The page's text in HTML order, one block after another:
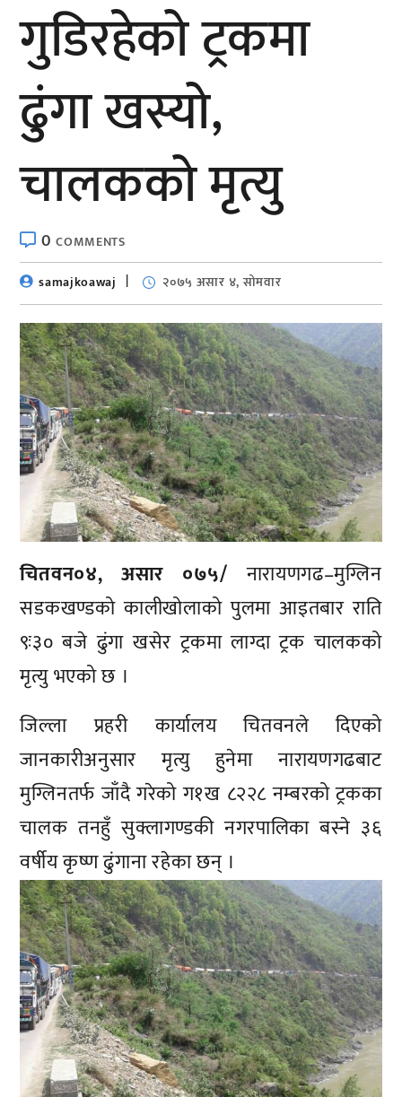
गुडिरहेको ट्रकमा
ढुंगा खस्यो,
चालकको मृत्यु
0COMMENTS
samajkoawaj
२०७५ असार ४, सोमवार
चितवन०४, असार ०७५/ नारायणगढ–मुग्लिन
सडकखण्डको कालीखोलाको पुलमा आइतबार राति
९ः३० बजे ढुंगा खसेर ट्रकमा लाग्दा ट्रक चालकको
मृत्यु भएको छ ।
जिल्ला प्रहरी कार्यालय चितवनले दिएको
जानकारीअनुसार मृत्यु हुनेमा नारायणगढबाट
मुग्लिनतर्फ जाँदै गरेको ग१ख ८२२८ नम्बरको ट्रकका
चालक तनहुँ सुक्लागण्डकी नगरपालिका बस्ने ३६
वर्षीय कृष्ण ढुंगाना रहेका छन् ।